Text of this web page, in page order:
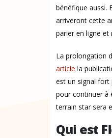
bénéfique aussi.
arriveront cette
parier en ligne
La prolongation
article la
est un signal fort
pour continuer à
terrain star sera
Qui est